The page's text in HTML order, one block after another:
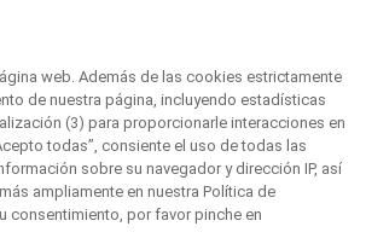
Cerrar
web. Además de las cookies estrictamente
de nuestra página, incluyendo estadísticas
(3) para proporcionarle interacciones en
todas”, consiente el uso de todas las
sobre su navegador y dirección IP, así
ampliamente en nuestra Política de
consentimiento, por favor pinche en